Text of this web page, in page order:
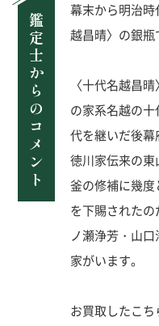
鑑定士からのコメント
幕末から明治
越昌晴〉の銀瓶
〈十代名越昌
の家系名越の
代を継いだ後幕
徳川家伝来の
釜の修補に幾
を下賜された
ノ瀬浄芳・山
家がいます。
お買取したこ